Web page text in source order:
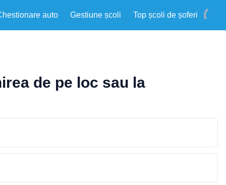
auto Gestiune școli Top școli de șoferi
de pe loc sau la